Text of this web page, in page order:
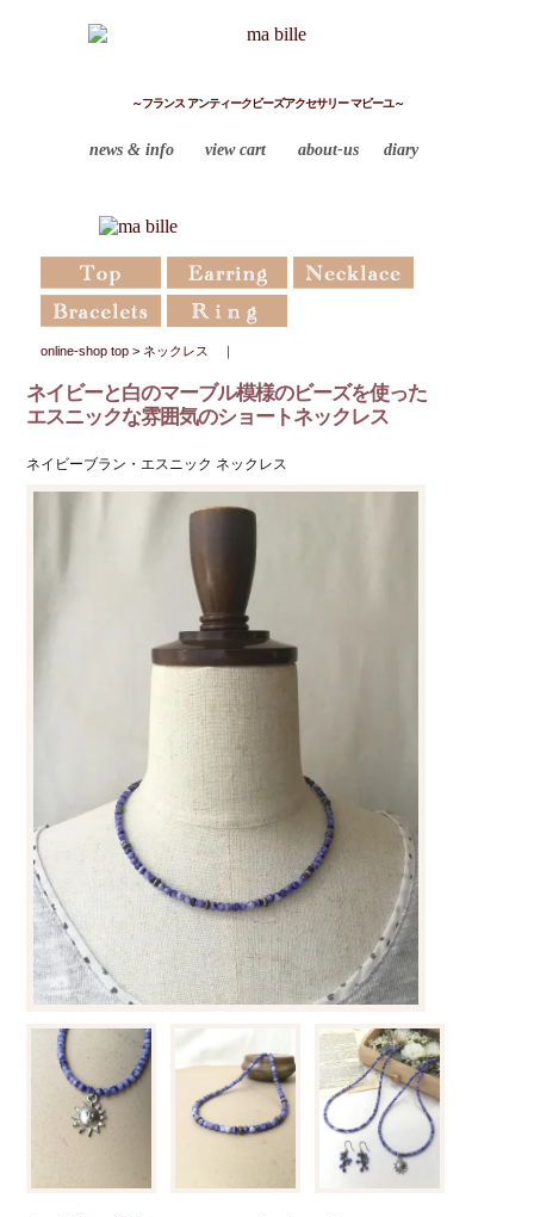
～フランス アンティークビーズアクセサリー マビーユ～
news & info view cart about-us diary
online-shop top >ネックレス ｜
ネイビーブラン・エスニック ネックレス
ネイビーと白のマーブル模様のビーズを使った
エスニックな雰囲気のショートネックレス